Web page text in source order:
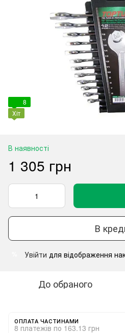
8
Хіт
В наявності
1 305 грн
В
Увійти для відображення
До обраного
ОПЛАТА ЧАСТИНАМИ
8 платежів по 163.13 грн